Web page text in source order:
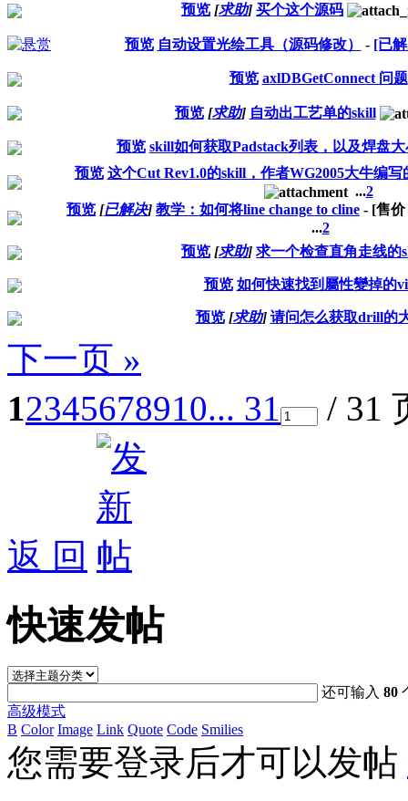
预览 [求助] 买个这个源码
预览 自动设置光绘工具（源码修改） - [已
预览 axlDBGetConnect 问题
预览 [求助] 自动出工艺单的skill
预览 skill如何获取Padstack列表，以及焊盘
预览 这个Cut Rev1.0的skill，作者WG2005大牛编
...2
预览 [已解决] 教学：如何将line change to cline - [售价
...2
预览 [求助] 求一个检查直角走线的
预览 如何快速找到屬性變掉的
预览 [求助] 请问怎么获取drill的
下一页 »
12345678910... 31 / 31
返 回
快速发帖
还可输入80
高级模式
B Color Image Link Quote Code Smilies
您需要登录后才可以发帖